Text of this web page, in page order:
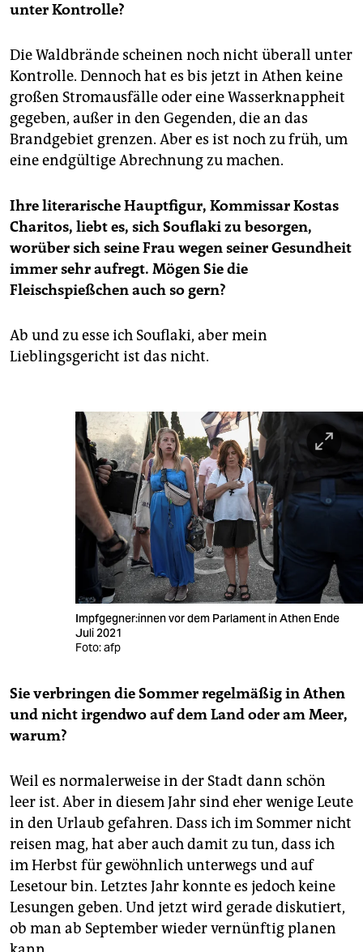
unter Kontrolle?
Die Waldbrände scheinen noch nicht überall unter
Kontrolle. Dennoch hat es bis jetzt in Athen keine
großen Stromausfälle oder eine Wasserknappheit
gegeben, außer in den Gegenden, die an das
Brandgebiet grenzen. Aber es ist noch zu früh, um
eine endgültige Abrechnung zu machen.
Ihre literarische Hauptfigur, Kommissar Kostas
Charitos, liebt es, sich Souflaki zu besorgen,
worüber sich seine Frau wegen seiner Gesundheit
immer sehr aufregt. Mögen Sie die
Fleischspießchen auch so gern?
Ab und zu esse ich Souflaki, aber mein
Lieblingsgericht ist das nicht.
Impf­geg­ne­r:in­nen vor dem Parlament in Athen Ende
Juli 2021
Foto: afp
Sie verbringen die Sommer regelmäßig in Athen
und nicht irgendwo auf dem Land oder am Meer,
warum?
Weil es normalerweise in der Stadt dann schön
leer ist. Aber in diesem Jahr sind eher wenige Leute
in den Urlaub gefahren. Dass ich im Sommer nicht
reisen mag, hat aber auch damit zu tun, dass ich
im Herbst für gewöhnlich unterwegs und auf
Lesetour bin. Letztes Jahr konnte es jedoch keine
Lesungen geben. Und jetzt wird gerade diskutiert,
ob man ab September wieder vernünftig planen